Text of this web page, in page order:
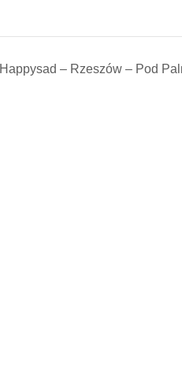
Happysad – Rzeszów – Pod